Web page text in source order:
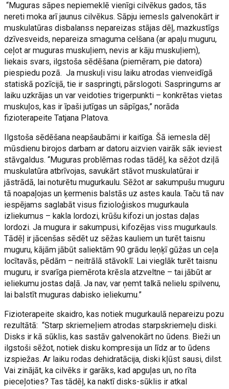
“Muguras sāpes nepiemeklē vienīgi cilvēkus gados, tās
nereti moka arī jaunus cilvēkus. Sāpju iemesls galvenokārt ir
muskulatūras disbalanss nepareizas stājas dēļ, mazkustīgs
dzīvesveids, nepareiza smaguma celšana (ar apaļu muguru,
ceļot ar muguras muskuļiem, nevis ar kāju muskuļiem),
liekais svars, ilgstoša sēdēšana (piemēram, pie datora)
piespiedu pozā. Ja muskuļi visu laiku atrodas vienveidīgā
statiskā pozīcijā, tie ir saspringti, pārslogoti. Saspringums ar
laiku uzkrājas un var veidoties trigerpunkti – konkrētas vietas
muskuļos, kas ir īpaši jutīgas un sāpīgas,” norāda
fizioterapeite Tatjana Platova.
Ilgstoša sēdēšana neapšaubāmi ir kaitīga. Šā iemesla dēļ
mūsdienu birojos darbam ar datoru aizvien vairāk sāk ieviest
stāvgaldus. “Muguras problēmas rodas tādēļ, ka sēžot dziļā
muskulatūra atbrīvojas, savukārt stāvot muskulatūrai ir
jāstrādā, lai noturētu mugurkaulu. Sēžot ar sakumpušu muguru
tā noapaļojas un ķermenis balstās uz astes kaula. Taču tā nav
iespējams saglabāt visus fizioloģiskos mugurkaula
izliekumus – kakla lordozi, krūšu kifozi un jostas daļas
lordozi. Ja mugura ir sakumpusi, kifozējas viss mugurkauls.
Tādēļ ir jācenšas sēdēt uz sēžas kauliem un turēt taisnu
muguru, kājām jābūt saliektām 90 grādu leņķī gūžas un ceļa
locītavās, pēdām – neitrālā stāvoklī. Lai vieglāk turēt taisnu
muguru, ir svarīga piemērota krēsla atzveltne – tai jābūt ar
ieliekumu jostas daļā. Ja nav, var ņemt talkā nelielu spilvenu,
lai balstīt muguras dabisko ieliekumu.”
Fizioterapeite skaidro, kas notiek mugurkaulā nepareizu pozu
rezultātā: “Starp skriemeļiem atrodas starpskriemeļu diski.
Disks ir kā sūklis, kas sastāv galvenokārt no ūdens. Bieži un
ilgstoši sēžot, notiek disku kompresija un līdz ar to ūdens
izspiežas. Ar laiku rodas dehidratācija, diski kļūst sausi, dilst.
Vai zinājāt, ka cilvēks ir garāks, kad apguļas un, no rīta
pieceļoties? Tas tādēļ, ka naktī disks-sūklis ir atkal